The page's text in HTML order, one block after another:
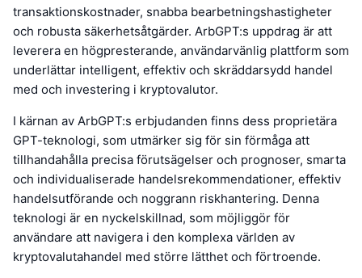
transaktionskostnader, snabba bearbetningshastigheter
och robusta säkerhetsåtgärder. ArbGPT:s uppdrag är att
leverera en högpresterande, användarvänlig plattform som
underlättar intelligent, effektiv och skräddarsydd handel
med och investering i kryptovalutor.
I kärnan av ArbGPT:s erbjudanden finns dess proprietära
GPT-teknologi, som utmärker sig för sin förmåga att
tillhandahålla precisa förutsägelser och prognoser, smarta
och individualiserade handelsrekommendationer, effektiv
handelsutförande och noggrann riskhantering. Denna
teknologi är en nyckelskillnad, som möjliggör för
användare att navigera i den komplexa världen av
kryptovalutahandel med större lätthet och förtroende.